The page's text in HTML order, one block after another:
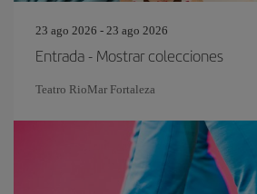
23 ago 2026 - 23 ago 2026
Entrada - Mostrar colecciones
Teatro RioMar Fortaleza